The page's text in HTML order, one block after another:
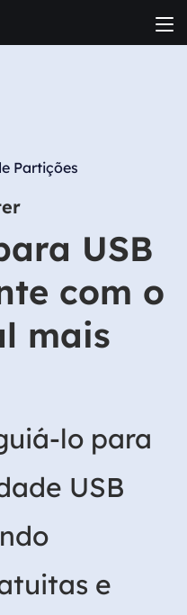
Partições
USB
com o
mais
lo para
USB
e